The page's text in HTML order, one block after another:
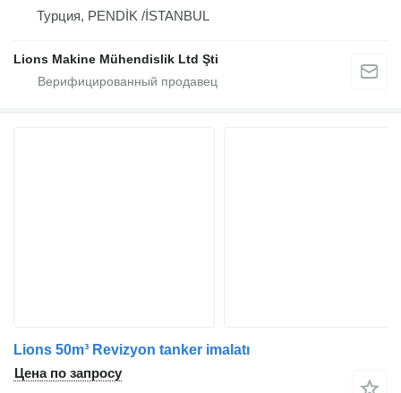
Турция, PENDİK /İSTANBUL
Lions Makine Mühendislik Ltd Şti
Lions 50m³ Revizyon tanker imalatı
Цена по запросу